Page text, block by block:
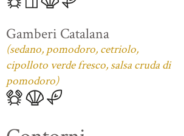
Gamberi Catalana
(sedano, pomodoro, cetriolo,
cipolloto verde fresco, salsa cruda di
pomodoro)